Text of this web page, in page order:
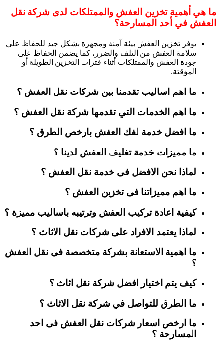
ما هي أهمية تخزين العفش والممتلكات لدى شركة نقل
العفش في أحد المسارحة؟
يوفر تخزين العفش بيئة آمنة ومجهزة بشكل جيد للحفاظ على
سلامة العفش من التلف والضرر، كما يضمن الحفاظ على
جودة العفش والممتلكات أثناء فترات التخزين الطويلة أو
المؤقتة.
ما اهم اساليب تقدمنا بين شركات نقل العفش ؟
ما اهم الخدمات التي تقدمها شركة نقل العفش ؟
ما افضل خدمة لفك العفش بارخص الطرق ؟
ما مميزات خدمة تغليف العفش لدينا ؟
لماذا نحن الافضل فى خدمة نقل العفش ؟
ما اهم مميزاتنا فى تخزين العفش ؟
كيفية اعادة تركيب العفش وترتيبه باساليب مميزة ؟
لماذا يعتمد الافراد على شركات نقل الاثاث ؟
ما اهمية الاستعانة بشركة متخصصة فى نقل العفش
؟
كيف يتم اختيار افضل شركة نقل اثاث ؟
ما الطرق للتواصل في شركة نقل الاثاث ؟
ما ارخص اسعار شركات نقل العفش فى احد
المسارحة ؟